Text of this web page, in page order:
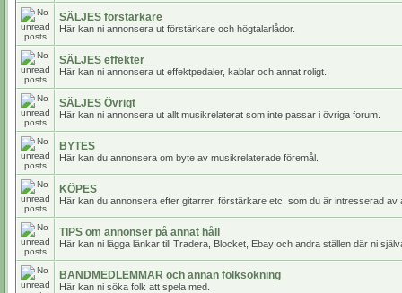
SÄLJES förstärkare
Här kan ni annonsera ut förstärkare och högtalarlådor.
SÄLJES effekter
Här kan ni annonsera ut effektpedaler, kablar och annat roligt.
SÄLJES Övrigt
Här kan ni annonsera ut allt musikrelaterat som inte passar i övriga forum.
BYTES
Här kan du annonsera om byte av musikrelaterade föremål.
KÖPES
Här kan du annonsera efter gitarrer, förstärkare etc. som du är intresserad av
TIPS om annonser på annat håll
Här kan ni lägga länkar till Tradera, Blocket, Ebay och andra ställen där ni
BANDMEDLEMMAR och annan folksökning
Här kan ni söka folk att spela med.